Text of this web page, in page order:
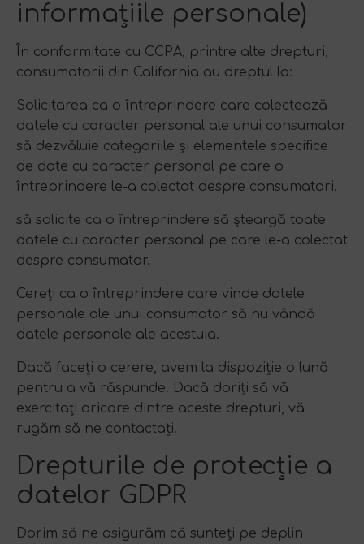
informațiile personale)
În conformitate cu CCPA, printre alte drepturi,
consumatorii din California au dreptul la:
Solicitarea ca o întreprindere care colectează
datele cu caracter personal ale unui consumator
să dezvăluie categoriile și elementele specifice
de date cu caracter personal pe care o
întreprindere le-a colectat despre consumatori.
să solicite ca o întreprindere să șteargă toate
datele cu caracter personal pe care le-a colectat
despre consumator.
Cereți ca o întreprindere care vinde datele
personale ale unui consumator să nu vândă
datele personale ale acestuia.
Dacă faceți o cerere, avem la dispoziție o lună
pentru a vă răspunde. Dacă doriți să vă
exercitați oricare dintre aceste drepturi, vă
rugăm să ne contactați.
Drepturile de protecție a
datelor GDPR
Dorim să ne asigurăm că sunteți pe deplin